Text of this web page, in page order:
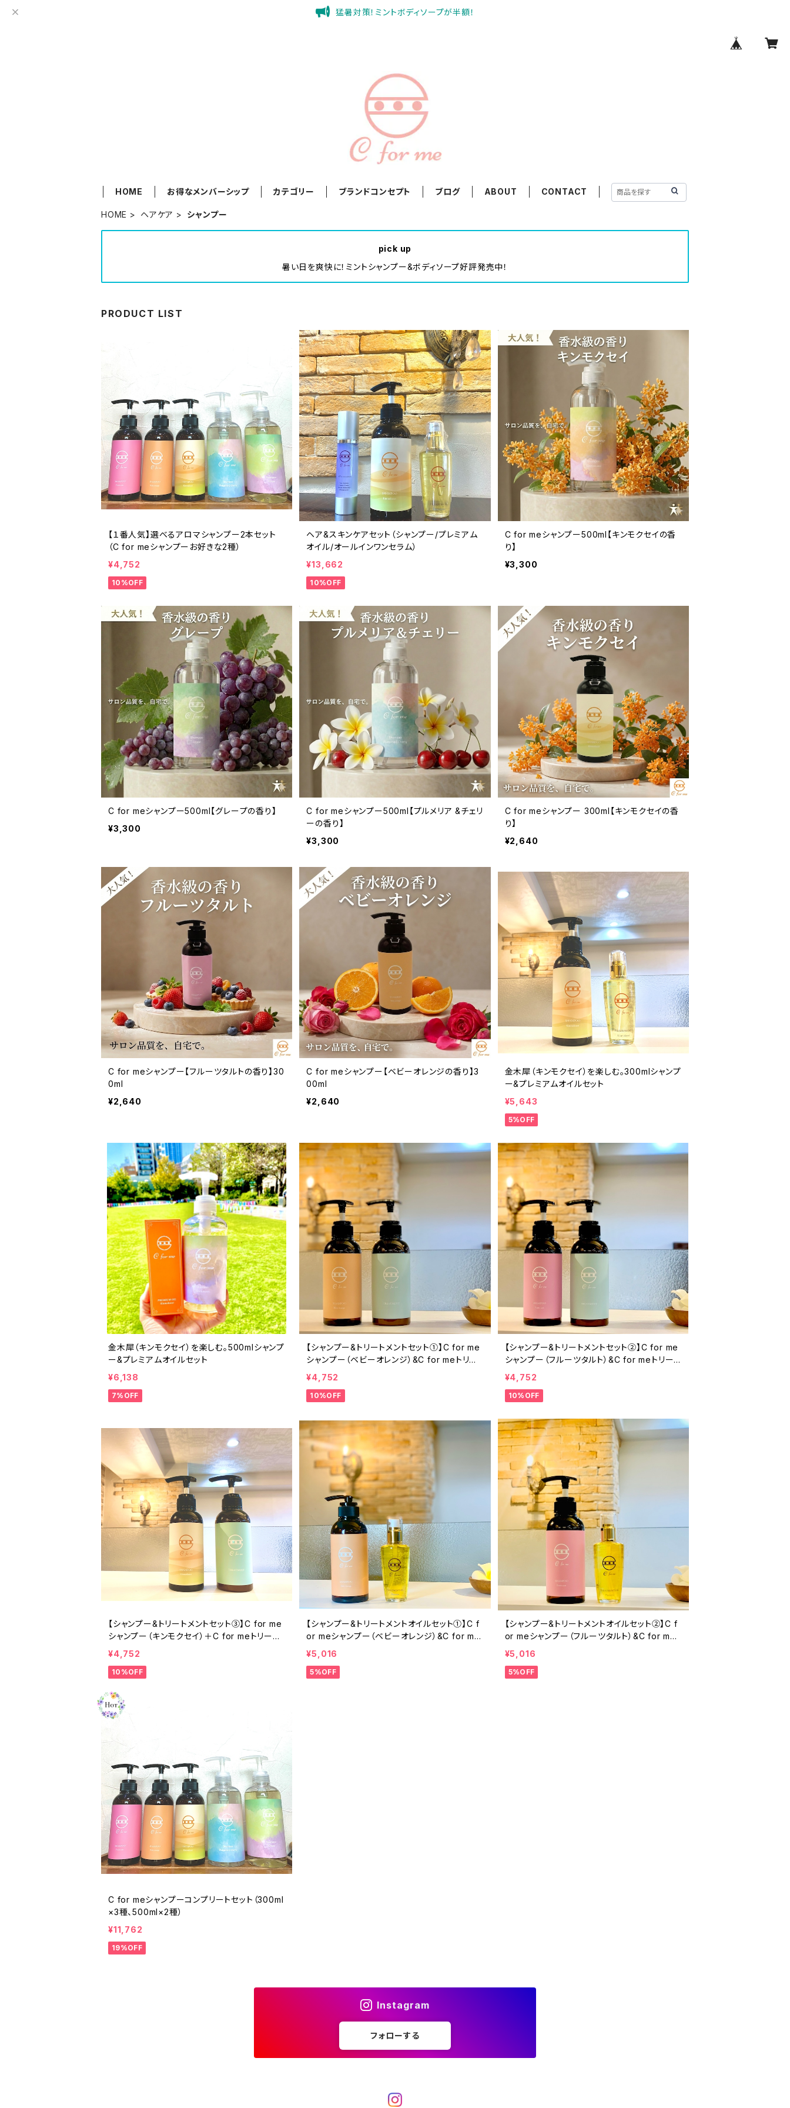
猛暑対策！ミントボディソープが半額！
HOME お得なメンバーシップ カテゴリー ブランドコンセプト ブログ ABOUT CONTACT
HOME ヘアケア シャンプー
pick up
暑い日を爽快に！ミントシャンプー&ボディソープ好評発売中！
PRODUCT LIST
【１番人気】選べるアロマシャンプー2本セット
（C for meシャンプーお好きな2種）
¥4,752
10%OFF
ヘア&スキンケアセット（シャンプー/プレミアム
オイル/オールインワンセラム）
¥13,662
10%OFF
C for meシャンプー500ml【キンモクセイの香
り】
¥3,300
C for meシャンプー500ml【グレープの香り】
¥3,300
C for meシャンプー500ml【プルメリア &チェリ
ーの香り】
¥3,300
C for meシャンプー 300ml【キンモクセイの香
り】
¥2,640
C for meシャンプー【フルーツタルトの香り】30
0ml
¥2,640
C for meシャンプー【ベビーオレンジの香り】3
00ml
¥2,640
金木犀（キンモクセイ）を楽しむ。300mlシャンプ
ー&プレミアムオイルセット
¥5,643
5%OFF
金木犀（キンモクセイ）を楽しむ。500mlシャンプ
ー&プレミアムオイルセット
¥6,138
7%OFF
【シャンプー&トリートメントセット①】C for me
シャンプー（ベビーオレンジ）&C for meトリー
トメント
¥4,752
10%OFF
【シャンプー&トリートメントセット②】C for me
シャンプー（フルーツタルト）&C for meトリート
メント
¥4,752
10%OFF
【シャンプー&トリートメントセット③】C for me
シャンプー（キンモクセイ）＋C for meトリート
メント
¥4,752
10%OFF
【シャンプー&トリートメントオイルセット①】C f
or meシャンプー（ベビーオレンジ）&C for me
トリートメントオイル（リッチ） ★オンライン限
定★
¥5,016
5%OFF
【シャンプー&トリートメントオイルセット②】C f
or meシャンプー（フルーツタルト）&C for me
トリートメントオイルリッチ（プルメリア） ★オ
ンライン限定★
¥5,016
5%OFF
C for meシャンプーコンプリートセット（300ml
×3種、500ml×2種）
¥11,762
19%OFF
Instagram
フォローする